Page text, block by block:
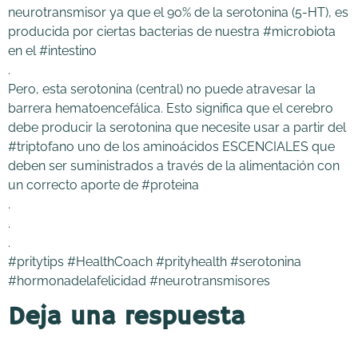
neurotransmisor ya que el 90% de la serotonina (5-HT), es
producida por ciertas bacterias de nuestra #microbiota
en el #intestino
.
Pero, esta serotonina (central) no puede atravesar la
barrera hematoencefálica. Esto significa que el cerebro
debe producir la serotonina que necesite usar a partir del
#triptofano uno de los aminoácidos ESCENCIALES que
deben ser suministrados a través de la alimentación con
un correcto aporte de #proteina
.
.
.
#pritytips #HealthCoach #prityhealth #serotonina
#hormonadelafelicidad #neurotransmisores
Deja una respuesta